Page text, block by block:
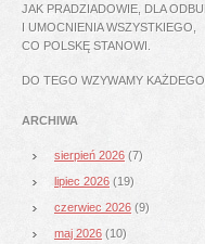
JAK PRADZIADOWIE, DLA
I UMOCNIENIA WSZYSTKIEGO,
CO POLSKĘ STANOWI.
DO TEGO WZYWAMY KAŻDEGO
ARCHIWA
sierpień 2026 (7)
lipiec 2026 (19)
czerwiec 2026 (9)
maj 2026 (10)